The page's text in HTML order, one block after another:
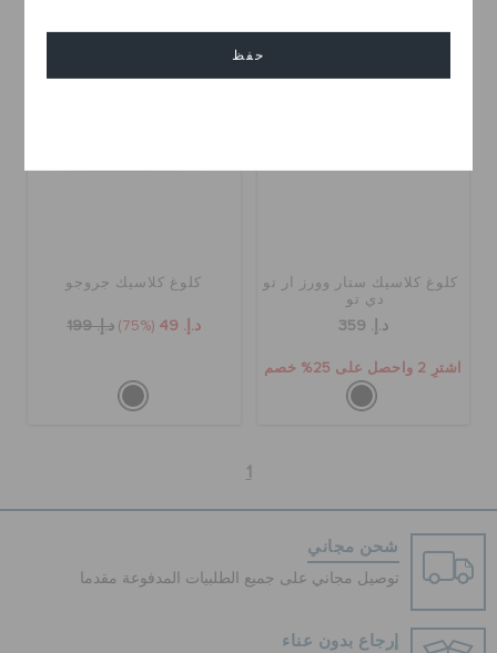
حفظ
كلوغ كلاسيك ستار وورز آر تو
دي تو
د.إ. 359
اشترِ 2 واحصل على 25% خصم
تخفيضات
كلوغ كلاسيك جروجو
د.إ. 49 (75%) د.إ. 199
1
شحن مجاني
توصيل مجاني على جميع الطلبيات المدفوعة مقدما
إرجاع بدون عناء